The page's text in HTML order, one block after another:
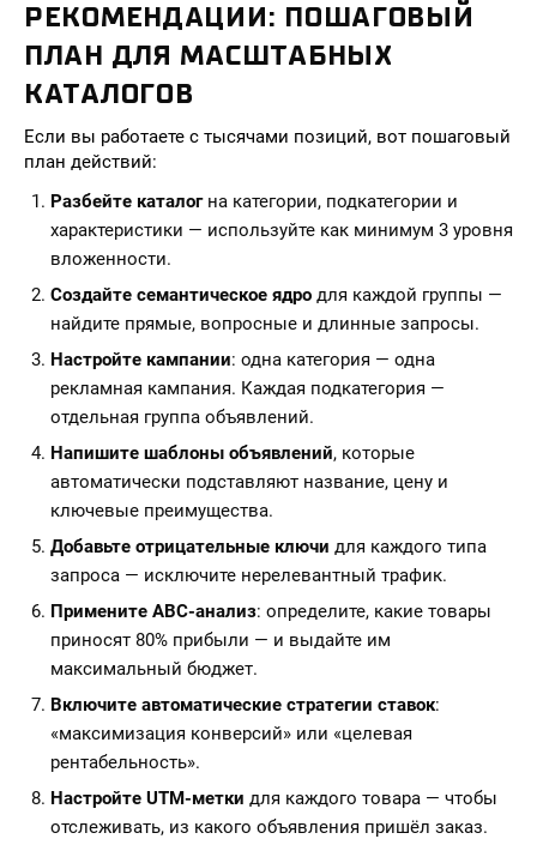
РЕКОМЕНДАЦИИ: ПОШАГОВЫЙ
ПЛАН ДЛЯ МАСШТАБНЫХ
КАТАЛОГОВ
Если вы работаете с тысячами позиций, вот пошаговый
план действий:
Разбейте каталогна категории, подкатегории и
характеристики — используйте как минимум 3 уровня
вложенности.
Создайте семантическое ядро для каждой группы —
найдите прямые, вопросные и длинные запросы.
Настройте кампании: одна категория — одна
рекламная кампания. Каждая подкатегория —
отдельная группа объявлений.
Напишите шаблоны объявлений, которые
автоматически подставляют название, цену и
ключевые преимущества.
Добавьте отрицательные ключи для каждого типа
запроса — исключите нерелевантный трафик.
Примените ABC-анализ: определите, какие товары
приносят 80% прибыли — и выдайте им
максимальный бюджет.
Включите автоматические стратегии ставок:
«максимизация конверсий» или «целевая
рентабельность».
Настройте UTM-метки для каждого товара — чтобы
отслеживать, из какого объявления пришёл заказ.